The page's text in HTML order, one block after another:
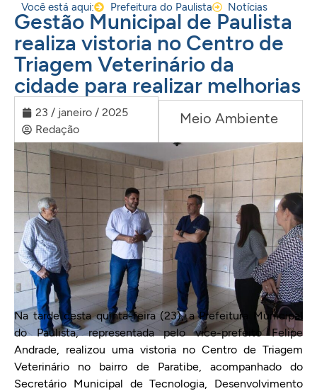
Você está aqui: Prefeitura do Paulista Notícias
Gestão Municipal de Paulista
realiza vistoria no Centro de
Triagem Veterinário da
cidade para realizar melhorias
23 / janeiro / 2025
Redação
Meio Ambiente
Na tarde desta quinta-feira (23), a Prefeitura Municipal
do Paulista, representada pelo vice-prefeito Felipe
Andrade, realizou uma vistoria no Centro de Triagem
Veterinário no bairro de Paratibe, acompanhado do
Secretário Municipal de Tecnologia, Desenvolvimento